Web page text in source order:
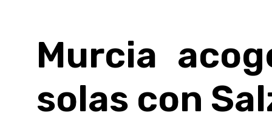
Murcia
solas con